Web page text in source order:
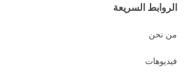
الروابط السريعة
من نحن
فيديوهات